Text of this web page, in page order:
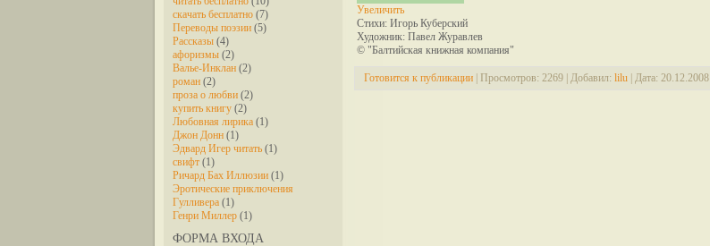
скачать бесплатно (7)
Переводы поэзии (5)
Рассказы (4)
афоризмы (2)
Валье-Инклан (2)
роман (2)
проза о любви (2)
купить книгу (2)
Любовная лирика (1)
Джон Донн (1)
Эдвард Игер читать (1)
свифт (1)
Ричард Бах Иллюзии (1)
Эротические приключения
Гулливера (1)
Генри Миллер (1)
ФОРМА ВХОДА
Увеличить
Стихи: Игорь Куберский
Художник: Павел Журавлев
© "Балтийская книжная компания"
Готовится к публикации Просмотров: 2269 Добавил: lilu Дата: 20.12.2008